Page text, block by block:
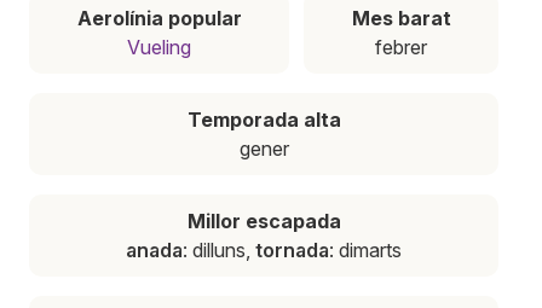
Aerolínia popular
Vueling
Mes barat
febrer
Temporada alta
gener
Millor escapada
anada: dilluns, tornada: dimarts